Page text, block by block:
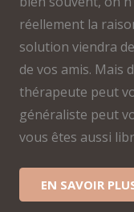
réellement la
solution viendra
de vos amis. Mais
thérapeute peut
généraliste peut
vous êtes aussi
EN SAVOIR